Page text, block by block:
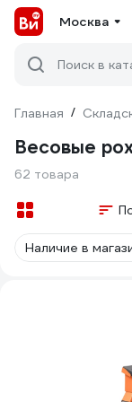
Москва
Поиск в
Главная /
Весовые
62 товара
Наличие в